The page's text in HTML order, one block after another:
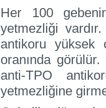
Her 100
yetmezliği
antikoru
oranında
anti-TPO
yetmezliğine